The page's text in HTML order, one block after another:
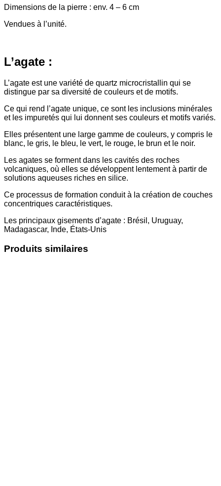
Dimensions de la pierre : env. 4 – 6 cm
Vendues à l’unité.
L’agate :
L’agate est une variété de quartz microcristallin qui se
distingue par sa diversité de couleurs et de motifs.
Ce qui rend l’agate unique, ce sont les inclusions minérales
et les impuretés qui lui donnent ses couleurs et motifs variés.
Elles présentent une large gamme de couleurs, y compris le
blanc, le gris, le bleu, le vert, le rouge, le brun et le noir.
Les agates se forment dans les cavités des roches
volcaniques, où elles se développent lentement à partir de
solutions aqueuses riches en silice.
Ce processus de formation conduit à la création de couches
concentriques caractéristiques.
Les principaux gisements d’agate : Brésil, Uruguay,
Madagascar, Inde, États-Unis
Produits similaires